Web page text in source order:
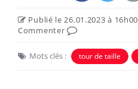
Publié le 26.01.2023 à 16h00
Commenter
Mots clés : tour de taille